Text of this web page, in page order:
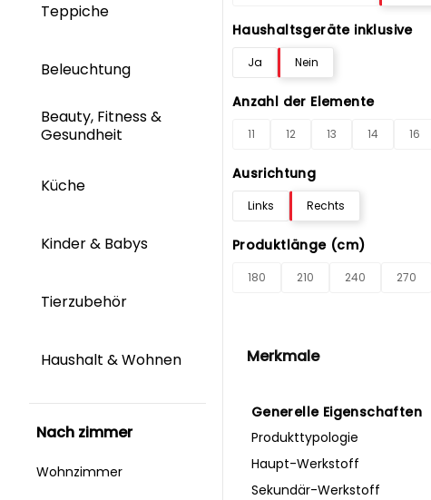
Teppiche
Beleuchtung
Beauty, Fitness &
Gesundheit
Küche
Kinder & Babys
Tierzubehör
Haushalt & Wohnen
nach zimmer
Wohnzimmer
Haushaltsgeräte inklusive
Ja Nein
Anzahl der Elemente
11 12 13 14 16
Ausrichtung
Links Rechts
Produktlänge (cm)
180 210 240 270
Merkmale
Generelle Eigenschaften
Produkttypologie
Haupt-Werkstoff
Sekundär-Werkstoff